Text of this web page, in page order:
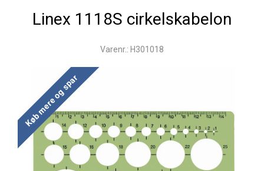
Linex 1118S cirkelskabelon
Varenr.: H301018
Køb mere og spar